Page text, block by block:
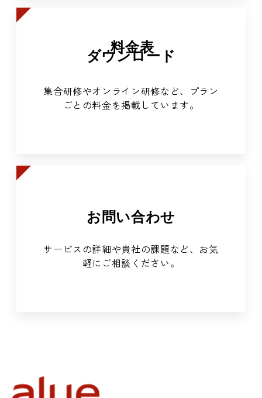
料金表
ダウンロード
集合研修やオンライン研修など、プラン
ごとの料金を掲載しています。
お問い合わせ
サービスの詳細や貴社の課題など、お気
軽にご相談ください。